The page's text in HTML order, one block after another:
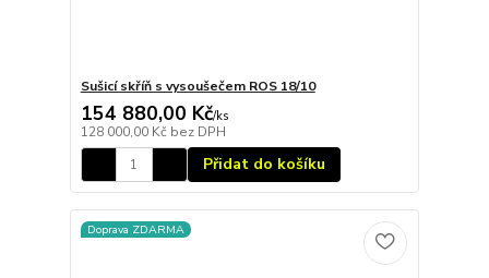
Sušicí skříň s vysoušečem ROS 18/10
154 880,00 Kč/ks
128 000,00 Kč bez DPH
Přidat do košíku
Doprava ZDARMA